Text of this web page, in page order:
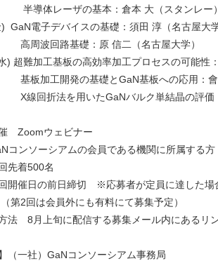
ザの基本：倉本 大（スタンレー）
電子デバイスの基礎：須田 淳（名古屋大学
基礎：原 信二（名古屋大学）
難加工基板の高効率加工プロセスの可能性：
の基礎とGaN基板への応用：會田 英
用いたGaNバルク単結晶の評価：稲
Zoomウェビナー
ソーシアムの会員である機関に所属する方
着500名
催日の前日締切 ※応募者が定員に達した場
2回は会員外にも有料にて募集予定）
法 8月上旬に配信する募集メール内にあるリン
（一社）GaNコンソーシアム事務局